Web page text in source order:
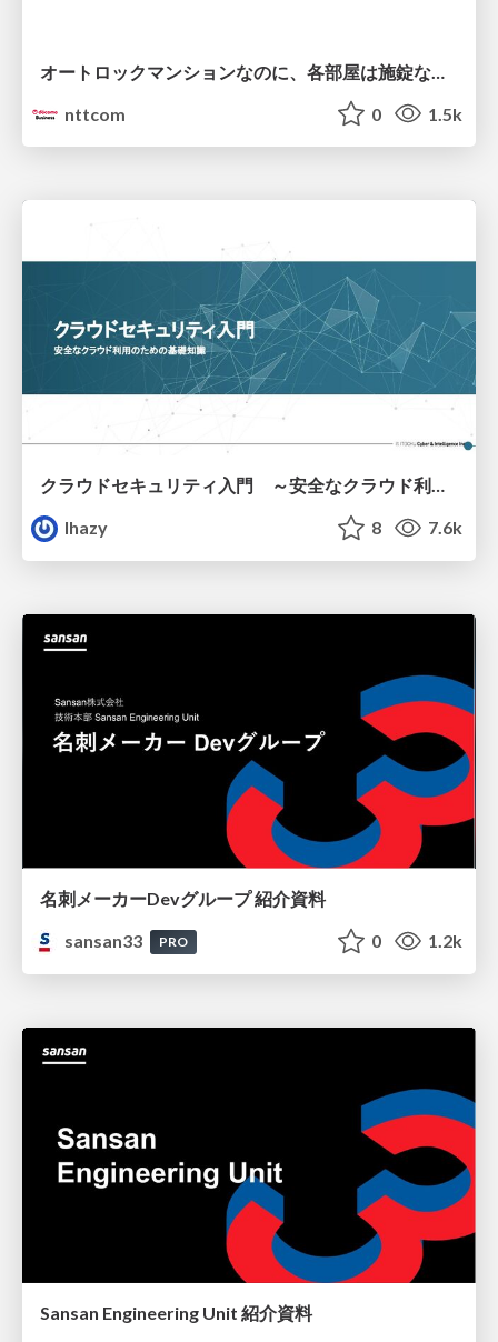
nttcom
0 1.5k
クラウドセキュリティ入門 ～安全なクラウド利用のための基礎知識～
lhazy
8 7.6k
名刺メーカーDevグループ 紹介資料
sansan33
PRO 0 1.2k
Sansan Engineering Unit 紹介資料